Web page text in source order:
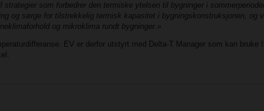
som forbedrer den termiske ytelsen til bygninger i
og sørge for tilstrekkelig termisk kapasitet i bygningskonstruksjonen, og
og mikroklima rundt bygninger.»
EV er derfor utstyrt med Delta-T Manager som kan bruke